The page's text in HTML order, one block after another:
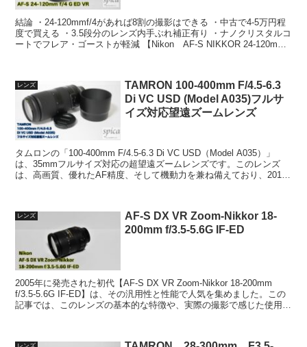
結論 ・24-120mmf/4があれば8割の撮影はできる ・中古で4-5万円程
度で買える ・3.5段分のレンズ内手ぶれ補正有り ・ナノクリスタルコ
ートでフレア・ゴーストが軽減 【Nikon AF-S NIKKOR 24-120mm
レンズ
TAMRON 100-400mm F/4.5-6.3
Di VC USD (Model A035)フルサ
イズ対応望遠ズームレンズ
タムロンの「100-400mm F/4.5-6.3 Di VC USD（Model A035）」
は、35mmフルサイズ対応の超望遠ズームレンズです。このレンズ
は、高画質、優れたAF精度、そして機動力を兼ね備えており、2017
レンズ
AF-S DX VR Zoom-Nikkor 18-
200mm f/3.5-5.6G IF-ED
2005年に発売された初代【AF-S DX VR Zoom-Nikkor 18-200mm
f/3.5-5.6G IF-ED】は、その汎用性と性能で人気を集めました。この
記事では、このレンズの基本的な特徴や、実際の撮影で感じた使用感